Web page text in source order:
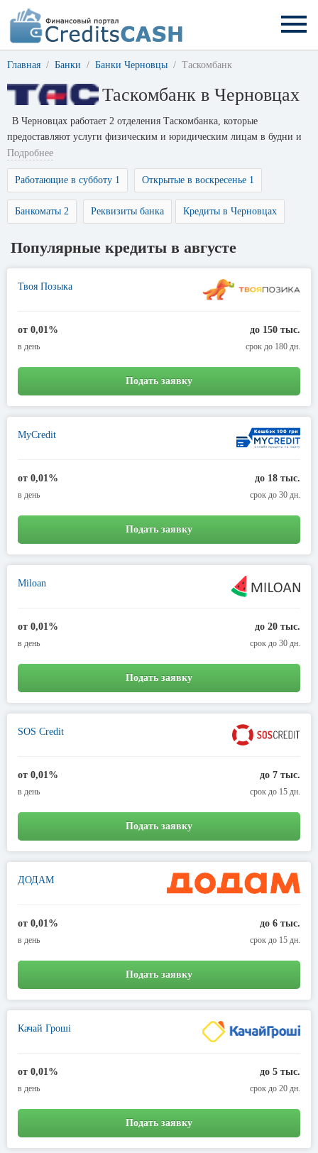
Главная Банки Банки Черновцы Таскомбанк
Таскомбанк в Черновцах
В Черновцах работает 2 отделения Таскомбанка, которые
предоставляют услуги физическим и юридическим лицам в будни и
выходные дни.
Подробнее
Работающие в субботу 1 Открытые в воскресенье 1
Банкоматы 2 Реквизиты банка Кредиты в Черновцах
Популярные кредиты в августе
Твоя Позыка
от 0,01%
в день
до 150 тыс.
срок до 180 дн.
Подать заявку
MyCredit
от 0,01%
в день
до 18 тыс.
срок до 30 дн.
Подать заявку
Miloan
от 0,01%
в день
до 20 тыс.
срок до 30 дн.
Подать заявку
SOS Credit
от 0,01%
в день
до 7 тыс.
срок до 15 дн.
Подать заявку
ДОДАМ
от 0,01%
в день
до 6 тыс.
срок до 15 дн.
Подать заявку
Качай Гроші
от 0,01%
в день
до 5 тыс.
срок до 20 дн.
Подать заявку